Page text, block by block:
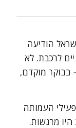
הודיעה
לרכבת. לא
מוקדם,
העמותה
מרגשות.